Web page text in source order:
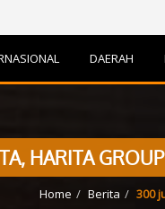
DAERAH
HARITA
Home Berita 300